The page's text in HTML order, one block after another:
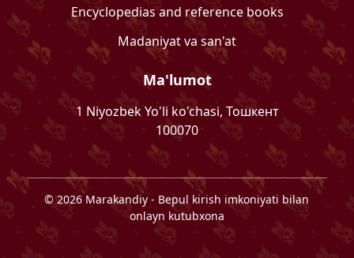
Encyclopedias and reference books
Madaniyat va san'at
Ma'lumot
1 Niyozbek Yo'li ko'chasi, Тошкент
100070
©2026 Marakandiy- Bepul kirish imkoniyati bilan
onlayn kutubxona